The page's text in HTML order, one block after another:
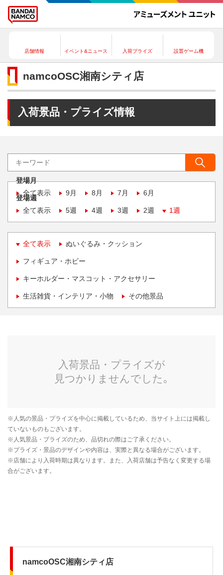
店舗情報 イベント&ニュース 入荷プライズ 設置ゲーム機
namcoOSC湘南シティ店
入荷景品・プライズ情報
登場月
全て表示
9月 8月 7月 6月
登場週
全て表示
5週 4週 3週 2週 1週
全て表示 ぬいぐるみ・クッション
フィギュア・ホビー
キーホルダー・マスコット・アクセサリー
生活雑貨・インテリア・小物 その他景品
namcoOSC湘南シティ店